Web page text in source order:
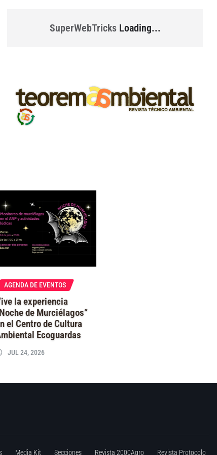
SuperWebTricksLoading...
AGENDA DE EVENTOS
la experiencia
de Murciélagos”
el Centro de Cultura
Ecoguardas
JUL 24, 2026
Media Kit Secciones Revista 2000Agro Revista Protocolo